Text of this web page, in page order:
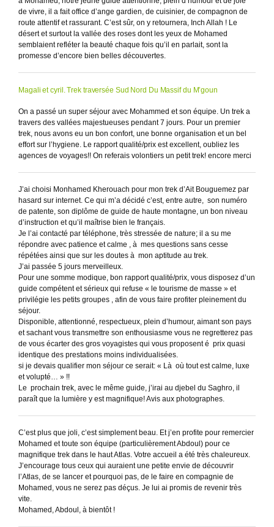
de vivre, il a fait office d’ange gardien, de cuisinier, de compagnon de
route attentif et rassurant. C’est sûr, on y retournera, Inch Allah ! Le
désert et surtout la vallée des roses dont les yeux de Mohamed
semblaient refléter la beauté chaque fois qu’il en parlait, sont la
promesse d’encore bien belles découvertes.
Magali et cyril. Trek traversée Sud Nord Du Massif du M’goun
On a passé un super séjour avec Mohammed et son équipe. Un trek a
travers des vallées majestueuses pendant 7 jours. Pour un premier
trek, nous avons eu un bon confort, une bonne organisation et un bel
effort sur l’hygiene. Le rapport qualité/prix est excellent, oubliez les
agences de voyages!! On referais volontiers un petit trek! encore merci
J’ai choisi Monhamed Kherouach pour mon trek d’Ait Bouguemez par
hasard sur internet. Ce qui m’a décidé c’est, entre autre, son numéro
de patente, son diplôme de guide de haute montagne, un bon niveau
d’instruction et qu’il maîtrise bien le français.
Je l’ai contacté par téléphone, très stressée de nature; il a su me
répondre avec patience et calme , à mes questions sans cesse
répétées ainsi que sur les doutes à mon aptitude au trek.
J’ai passée 5 jours merveilleux.
Pour une somme modique, bon rapport qualité/prix, vous disposez d’un
guide compétent et sérieux qui refuse « le tourisme de masse » et
privilégie les petits groupes , afin de vous faire profiter pleinement du
séjour.
Disponible, attentionné, respectueux, plein d’humour, aimant son pays
et sachant vous transmettre son enthousiasme vous ne regretterez pas
de vous écarter des gros voyagistes qui vous proposent é prix quasi
identique des prestations moins individualisées.
si je devais qualifier mon séjour ce serait: « Là où tout est calme, luxe
et volupté… » !!
Le prochain trek, avec le même guide, j’irai au djebel du Saghro, il
paraît que la lumière y est magnifique! Avis aux photographes.
C’est plus que joli, c’est simplement beau. Et j’en profite pour remercier
Mohamed et toute son équipe (particulièrement Abdoul) pour ce
magnifique trek dans le haut Atlas. Votre accueil a été très chaleureux.
J’encourage tous ceux qui auraient une petite envie de découvrir
l’Atlas, de se lancer et pourquoi pas, de le faire en compagnie de
Mohamed, vous ne serez pas déçus. Je lui ai promis de revenir très
vite.
Mohamed, Abdoul, à bientôt !